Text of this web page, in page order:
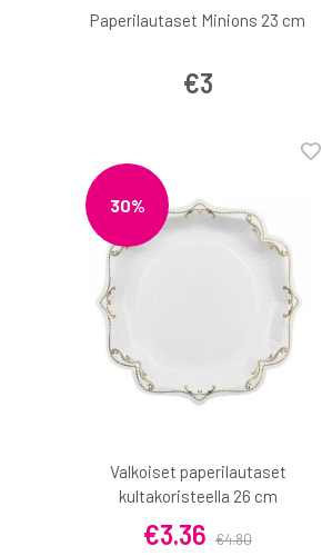
Paperilautaset Minions 23 cm
€3
30%
Valkoiset paperilautaset
kultakoristeella 26 cm
€3.36 €4.80